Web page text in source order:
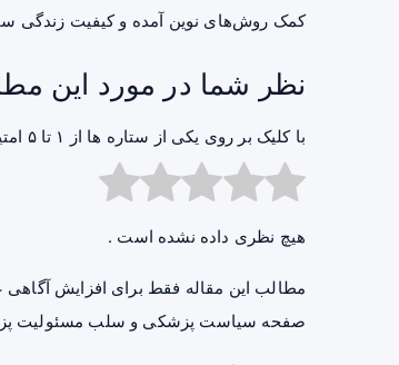
کمک روش‌های نوین آمده و کیفیت زندگی
نظر شما در مورد این
با کلیک بر روی یکی از ستاره ها از ۱ تا ۵ امتیاز دهید :
هیچ نظری داده نشده است .
مطالب این مقاله فقط برای افزایش
صفحه سیاست پزشکی و سلب مسئولیت